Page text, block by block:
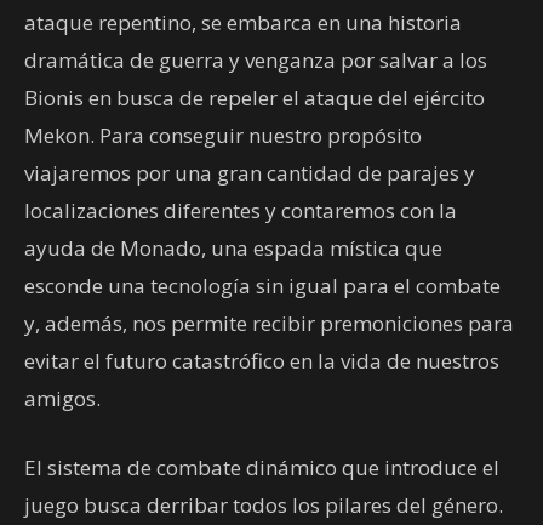
ataque repentino, se embarca en una historia
dramática de guerra y venganza por salvar a los
Bionis en busca de repeler el ataque del ejército
Mekon. Para conseguir nuestro propósito
viajaremos por una gran cantidad de parajes y
localizaciones diferentes y contaremos con la
ayuda de Monado, una espada mística que
esconde una tecnología sin igual para el combate
y, además, nos permite recibir premoniciones para
evitar el futuro catastrófico en la vida de nuestros
amigos.
El sistema de combate dinámico que introduce el
juego busca derribar todos los pilares del género.